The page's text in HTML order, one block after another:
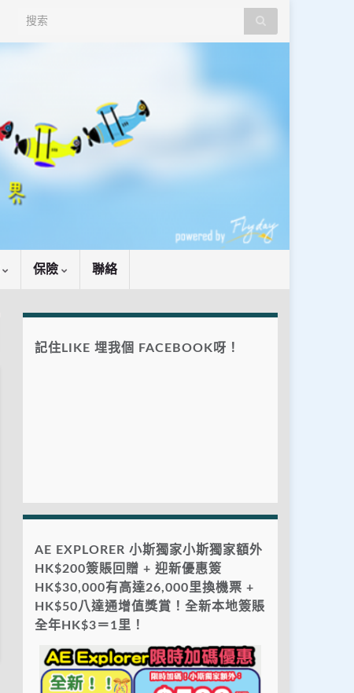
Search for:
保險 聯絡
記住LIKE 埋我個 FACEBOOK呀！
AE EXPLORER 小斯獨家小斯獨家額外
HK$200簽賬回贈 + 迎新優惠簽
HK$30,000有高達26,000里換機票 +
HK$50八達通增值獎賞！全新本地簽賬
全年HK$3＝1里！